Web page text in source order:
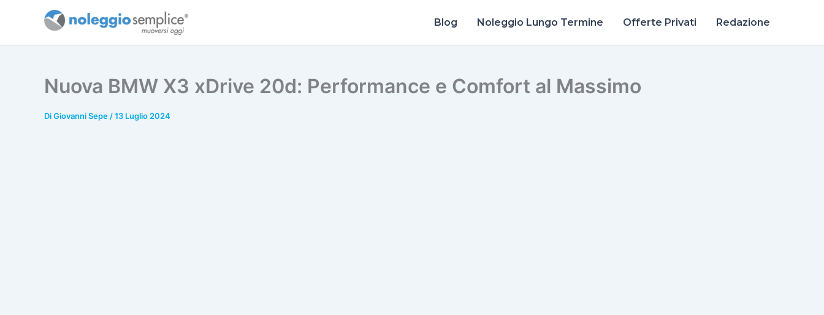
Blog Noleggio Lungo Termine Offerte Privati Redazione
Nuova BMW X3 xDrive 20d: Performance e Comfort al Massimo
DiGiovanni Sepe /13 Luglio 2024